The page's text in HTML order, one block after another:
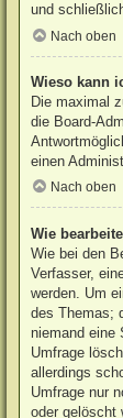
und
Nach oben
Wieso kann
Die maximal
die Board-
einen
Nach oben
Wie
Wie bei den
Verfasser,
werden. Um
des Themas;
niemand eine
Umfrage
allerdings
Umfrage nur
oder gelöscht